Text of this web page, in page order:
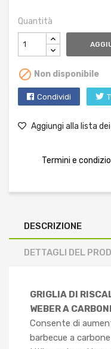
Quantità
 Non disponibile
Condividi
Aggiungi alla lista
Termini e
DESCRIZIONE
DETTAGLI DEL
GRIGLIA DI
WEBER A
Consente di
barbecue a